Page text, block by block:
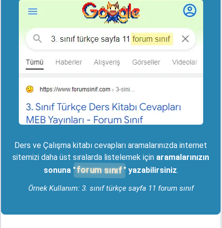
Ders ve Çalışma kitabı cevapları aramalarınızda internet
sitemizi daha üst sıralarda listelemek için aramalarınızın
sonuna " forum sınıf " yazabilirsiniz.
Örnek Kullanım: 3. sınıf türkçe sayfa 11 forum sınıf